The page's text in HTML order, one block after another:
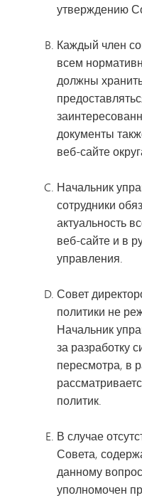
утверждению
Каждый член
всем
должны
документы
веб-сайте
Начальник
сотрудники
актуальность
веб-сайте и в
управления.
Совет
политики не
Начальник
за разработку
пересмотра, в
политик.
В случае
Совета,
данному
уполномочен